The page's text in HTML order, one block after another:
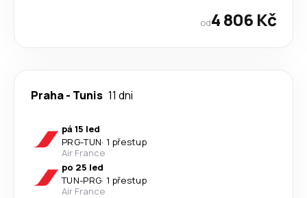
od4 806 Kč
Praha- Tunis 11 dni
pá 15 led
PRG-TUN· 1 přestup
Air France
po 25 led
TUN-PRG· 1 přestup
Air France